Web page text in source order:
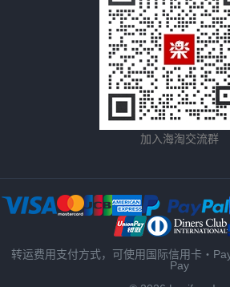
加入海淘交流群
转运费用支付方式，可使用国际信用卡・
Pay